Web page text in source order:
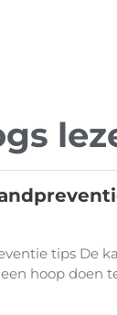
tips De
hoop doen